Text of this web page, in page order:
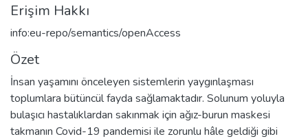
Erişim Hakkı
info:eu-repo/semantics/openAccess
Özet
İnsan yaşamını önceleyen sistemlerin yaygınlaşması
toplumlara bütüncül fayda sağlamaktadır. Solunum yoluyla
bulaşıcı hastalıklardan sakınmak için ağız-burun maskesi
takmanın Covid-19 pandemisi ile zorunlu hâle geldiği gibi